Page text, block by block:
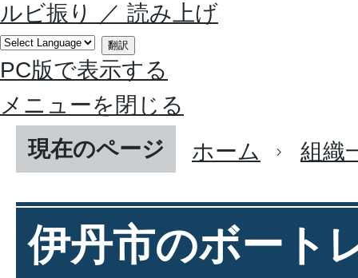
ルビ振り
／ 読み上げ
翻訳
PC版で表示する
メニューを閉じる
現在のページ
ホーム 組織
伊丹市のボート